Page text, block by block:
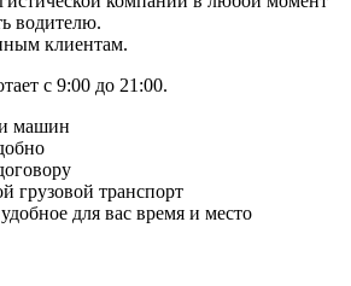
водителю.
клиентам.
с 9:00 до 21:00.
машин
грузовой транспорт
для вас время и место